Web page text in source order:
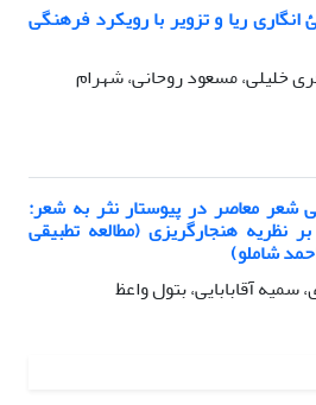
ریا و تزویر با رویکرد فرهنگی
خلیلی، مسعود روحانی، شهرام
شعر معاصر در پیوستار نثر به شعر:
نظریه هنجارگریزی (مطالعه تطبیقی
شاملو)
سمیه آقابابایی، بتول واعظ